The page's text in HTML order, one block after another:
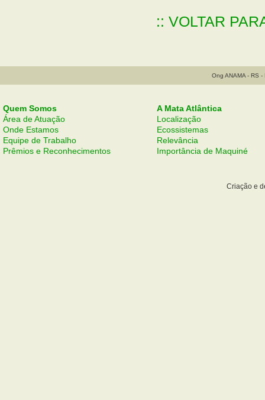
:: VOLTAR
Ong ANAMA - RS
Quem Somos
Área de Atuação
Onde Estamos
Equipe de Trabalho
Prêmios e Reconhecimentos
A Mata Atlântica
Localização
Ecossistemas
Relevância
Importância de Maquiné
Criação e